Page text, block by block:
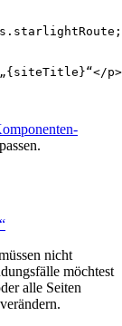
. starlightRoute ;
{ siteTitle }“</p>
nicht
möchtest
alle Seiten